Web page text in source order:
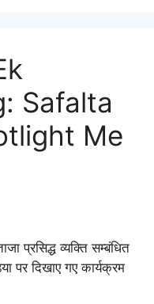
Safalta
Me
प्रसिद्ध व्यक्ति सम्बंधित
पर दिखाए गए कार्यक्रम